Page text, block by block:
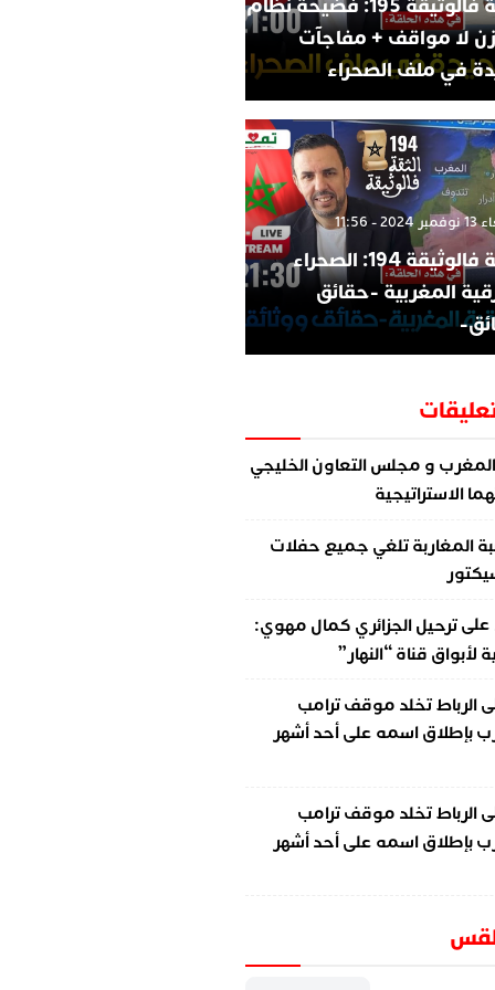
الثقة فالوثيقة 195: فضيحة نظام
لا مواقف + مفاجآت
في ملف الصحراء
- 11:56
الثقة فالوثيقة 194: الصحراء
المغربية -حقائق
المغرب و مجلس التعاون الخليجي
الاستراتيجية
المغاربة تلغي جميع حفلات
علىترحيل الجزائري كمال مهوي:
قناة “النهار”
الرباط تخلد موقف ترامب
بإطلاق اسمه على أحد أشهر
الرباط تخلد موقف ترامب
بإطلاق اسمه على أحد أشهر